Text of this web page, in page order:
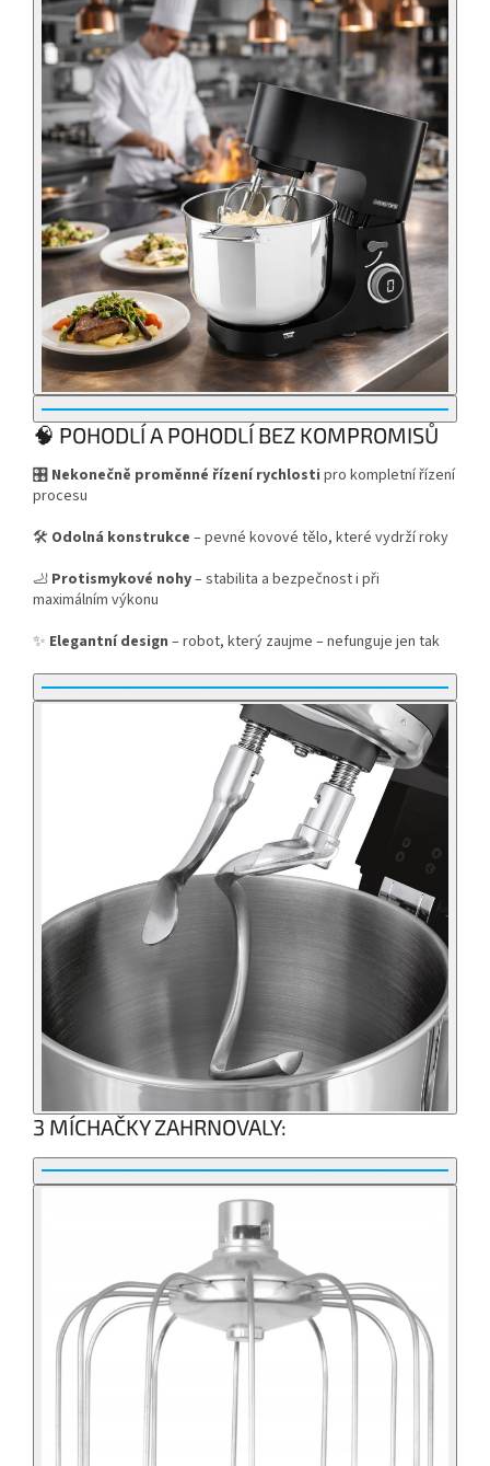
🧠 POHODLÍ A POHODLÍ BEZ KOMPROMISŮ
🎛️ Nekonečně proměnné řízení rychlosti pro kompletní řízení
procesu
🛠️ Odolná konstrukce – pevné kovové tělo, které vydrží roky
🦶 Protismykové nohy– stabilita a bezpečnost i při
maximálním výkonu
✨ Elegantní design – robot, který zaujme – nefunguje jen tak
3 MÍCHAČKY ZAHRNOVALY: